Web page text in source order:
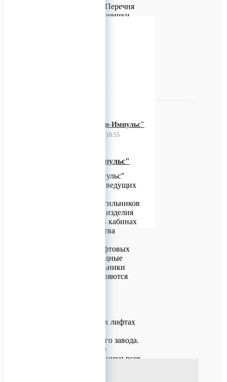
Общее изменение Перечня
ЭКБ 20-2022 "Источники
ЗАО "Протон-Импульс"
23 ноября 2023 10:55
ЗАО "Протон-Импульс"
ЗАО "Протон-Импульс"
является одним из ведущих
светодиодных светильников
для лифтов. Наши изделия
устанавливаются в кабинах
лифтов производства
Серпуховского лифтовых
заводов. Светодиодные
модульные светильники
СП-82 и СП-83 являются
грузопассажирских лифтах
лифтостроительного завода.
Наше предприятие
выпускает светильники всех